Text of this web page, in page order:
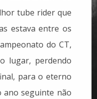
tube rider que
estava entre os
do CT,
lugar, perdendo
para o eterno
ano seguinte não